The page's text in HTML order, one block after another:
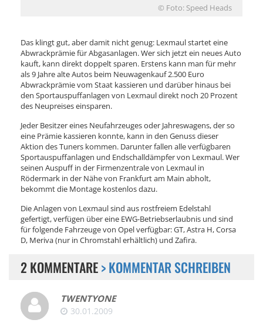
© Foto: Speed Heads
Das klingt gut, aber damit nicht genug: Lexmaul startet eine
Abwrackprämie für Abgasanlagen. Wer sich jetzt ein neues Auto
kauft, kann direkt doppelt sparen. Erstens kann man für mehr
als 9 Jahre alte Autos beim Neuwagenkauf 2.500 Euro
Abwrackprämie vom Staat kassieren und darüber hinaus bei
den Sportauspuffanlagen von Lexmaul direkt noch 20 Prozent
des Neupreises einsparen.
Jeder Besitzer eines Neufahrzeuges oder Jahreswagens, der so
eine Prämie kassieren konnte, kann in den Genuss dieser
Aktion des Tuners kommen. Darunter fallen alle verfügbaren
Sportauspuffanlagen und Endschalldämpfer von Lexmaul. Wer
seinen Auspuff in der Firmenzentrale von Lexmaul in
Rödermark in der Nähe von Frankfurt am Main abholt,
bekommt die Montage kostenlos dazu.
Die Anlagen von Lexmaul sind aus rostfreiem Edelstahl
gefertigt, verfügen über eine EWG-Betriebserlaubnis und sind
für folgende Fahrzeuge von Opel verfügbar: GT, Astra H, Corsa
D, Meriva (nur in Chromstahl erhältlich) und Zafira.
2 KOMMENTARE> KOMMENTAR SCHREIBEN
TWENTYONE
30.01.2009